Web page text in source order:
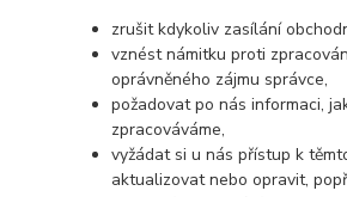
zrušit kdykoliv zasílání
vznést námitku proti
oprávněného zájmu správce,
požadovat po nás informaci,
zpracováváme,
vyžádat si u nás přístup k
aktualizovat nebo opravit,